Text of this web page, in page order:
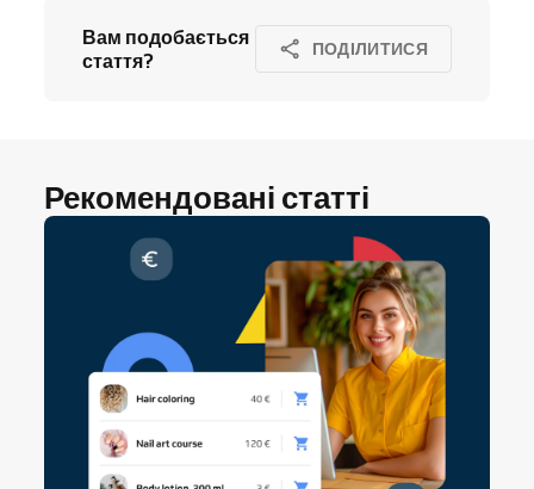
Вам подобається
стаття?
ПОДІЛИТИСЯ
Рекомендовані статті